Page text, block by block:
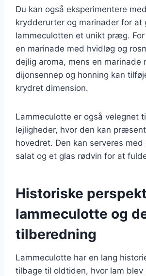
Du kan også eksperimentere
krydderurter og marinader for at
lammeculotten et unikt præg.
en marinade med hvidløg og
dejlig aroma, mens en marinade
dijonsennep og honning kan
krydret dimension.
Lammeculotte er også velegnet
lejligheder, hvor den kan
hovedret. Den kan serveres
salat og et glas rødvin for at
Historiske
lammeculotte og
tilberedning
Lammeculotte har en lang
tilbage til oldtiden, hvor lam blev